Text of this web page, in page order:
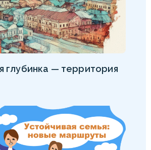
глубинка — территория